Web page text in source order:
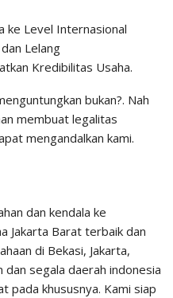
ke Level Internasional
Lelang
Kredibilitas Usaha.
bukan?. Nah
membuat legalitas
mengandalkan kami.
dan kendala ke
Jakarta Barat terbaik dan
di Bekasi, Jakarta,
dan segala daerah indonesia
pada khususnya. Kami siap